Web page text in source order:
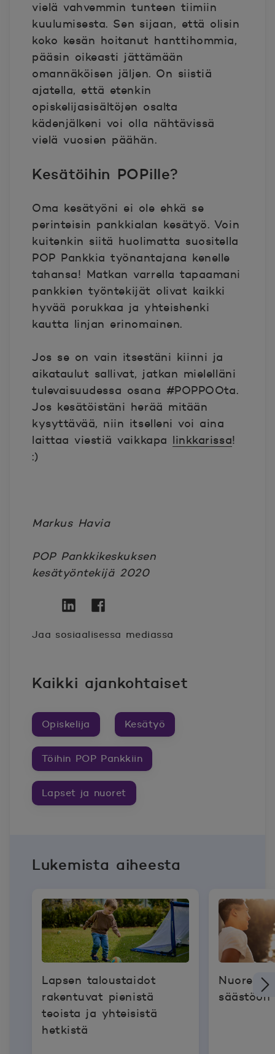
vielä vahvemmin tunteen tiimiin
kuulumisesta. Sen sijaan, että olisin
koko kesän hoitanut hanttihommia,
pääsin oikeasti jättämään
omannäköisen jäljen. On siistiä
ajatella, että etenkin
opiskelijasisältöjen osalta
kädenjälkeni voi olla nähtävissä
vielä vuosien päähän.
Kesätöihin POPille?
Oma kesätyöni ei ole ehkä se
perinteisin pankkialan kesätyö. Voin
kuitenkin siitä huolimatta suositella
POP Pankkia työnantajana kenelle
tahansa! Matkan varrella tapaamani
pankkien työntekijät olivat kaikki
hyvää porukkaa ja yhteishenki
kautta linjan erinomainen.
Jos se on vain itsestäni kiinni ja
aikataulut sallivat, jatkan mielelläni
tulevaisuudessa osana #POPPOOta.
Jos kesätöistäni herää mitään
kysyttävää, niin itselleni voi aina
laittaa viestiä vaikkapa linkkarissa!
:)
Markus Havia
POP Pankkikeskuksen
kesätyöntekijä 2020
Jaa sosiaalisessa mediassa
Kaikki ajankohtaiset
Opiskelija Kesätyö
Töihin POP Pankkiin
Lapset ja nuoret
Lukemista aiheesta
Lapsen taloustaidot
rakentuvat pienistä
teoista ja yhteisistä
hetkistä
Nuoren